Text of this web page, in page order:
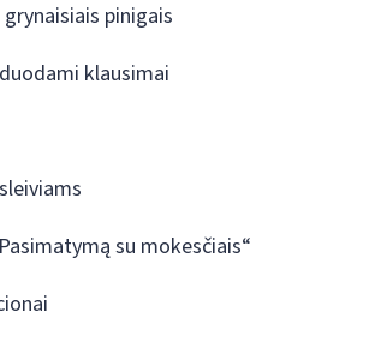
pinigais
klausimai
su mokesčiais“